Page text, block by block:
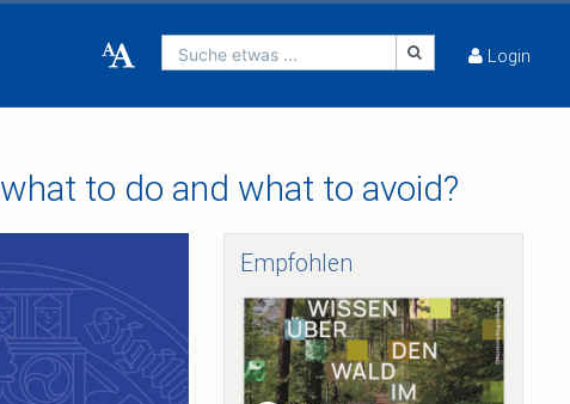
Suche etwas ... Login
to do and what to avoid?
Empfohlen